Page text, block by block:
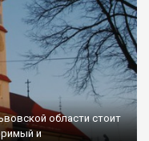
области стоит
и